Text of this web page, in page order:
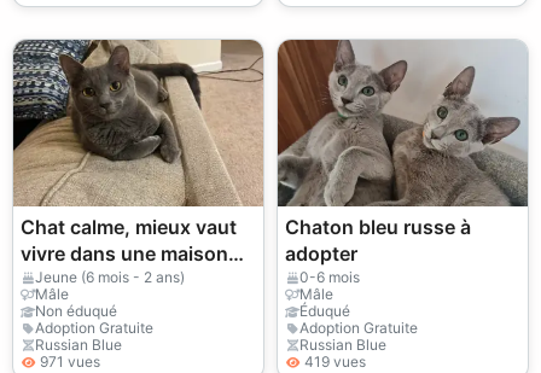
Chat calme, mieux vaut
vivre dans une maison
calme
Jeune (6 mois - 2 ans)
Mâle
Non éduqué
Adoption Gratuite
Russian Blue
971 vues
Chaton bleu russe à
adopter
0-6 mois
Mâle
Éduqué
Adoption Gratuite
Russian Blue
419 vues